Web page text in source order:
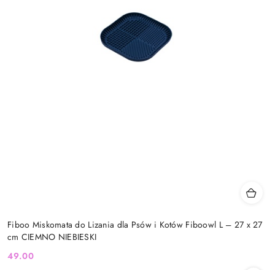
Fiboo Miskomata do Lizania dla Psów i Kotów Fiboowl L – 27 x 27
cm CIEMNO NIEBIESKI
Cena:
49.00